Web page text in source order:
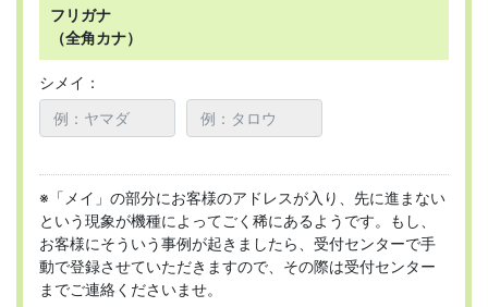
フリガナ
（全角カナ）
シメイ：
※「メイ」の部分にお客様のアドレスが入り、先に進まない
という現象が機種によってごく稀にあるようです。もし、
お客様にそういう事例が起きましたら、受付センターで手
動で登録させていただきますので、その際は受付センター
までご連絡くださいませ。